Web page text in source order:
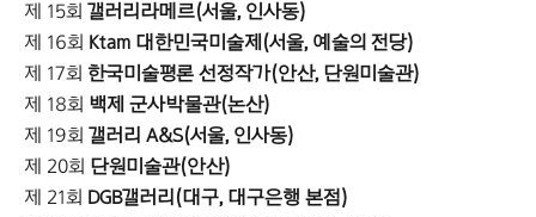
제 15회 갤러리라메르(서울, 인사동)
제 16회 Ktam 대한민국미술제(서울, 예술의 전당)
제 17회 한국미술평론 선정작가(안산, 단원미술관)
제 18회 백제 군사박물관(논산)
제 19회 갤러리 A&S(서울, 인사동)
제 20회 단원미술관(안산)
제 21회 DGB갤러리(대구, 대구은행 본점)